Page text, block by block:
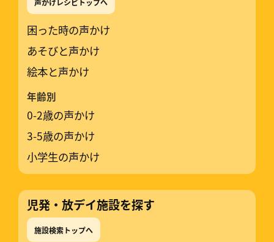
困った時の声かけ
あそびと声かけ
絵本と声かけ
年齢別
0-2歳の声かけ
3-5歳の声かけ
小学生の声かけ
児発・放デイ施設を探す
施設検索トップへ